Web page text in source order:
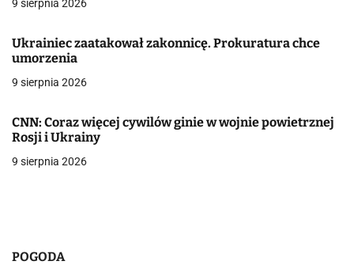
c
j
p
i
9 sierpnia 2026
Ukrainiec zaatakował zakonnicę. Prokuratura chce
umorzenia
9 sierpnia 2026
CNN: Coraz więcej cywilów ginie w wojnie powietrznej
Rosji i Ukrainy
9 sierpnia 2026
POGODA